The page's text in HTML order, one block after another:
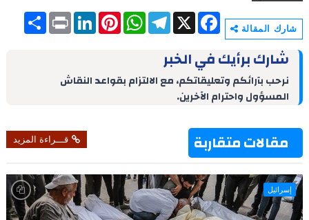
شارك المقالة
S
h
P
r
L
I
P
e
W
h
p
T
e
g
a
X
F
a
b
o
k
شارك برأيك في الخبر
نرحب بآرائكم وتعليقاتكم، مع الالتزام بقواعد النقاش
المسؤول واحترام الآخرين.
مقالات متقاربة قـــراءة المزيد
إسرائيل